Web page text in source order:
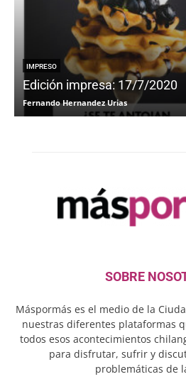
IMPRESO
Edición impresa: 17/7/2020
Fernando Hernandez Urias
SOBRE
Máspormás es el medio de la
nuestras diferentes plataformas
todos esos acontecimientos
para disfrutar, sufrir y
problemáticas de